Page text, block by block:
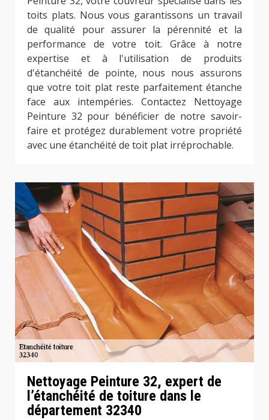
toits plats. Nous vous garantissons un travail
de qualité pour assurer la pérennité et la
performance de votre toit. Grâce à notre
expertise et à l'utilisation de produits
d'étanchéité de pointe, nous nous assurons
que votre toit plat reste parfaitement étanche
face aux intempéries. Contactez Nettoyage
Peinture 32 pour bénéficier de notre savoir-
faire et protégez durablement votre propriété
avec une étanchéité de toit plat irréprochable.
Nettoyage Peinture 32, expert de
l’étanchéité de toiture dans le
département 32340